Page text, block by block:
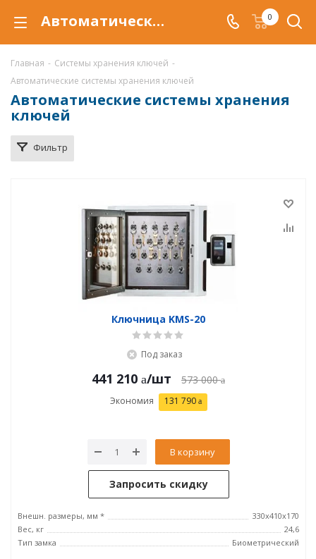
Автоматические системы хранения ключей купить по низкой цене в Тюмени 0
Главная - Системы хранения ключей -
Автоматические системы хранения ключей
Автоматические системы хранения
ключей
Фильтр
Ключница KMS-20
Под заказ
441 210 /шт 573 000
Экономия 131 790
В корзину
Запросить скидку
Внешн. размеры, мм *
330x410x170
Вес, кг
24,6
Тип замка
Биометрический